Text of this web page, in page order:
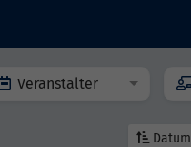
Veranstalter
Datum